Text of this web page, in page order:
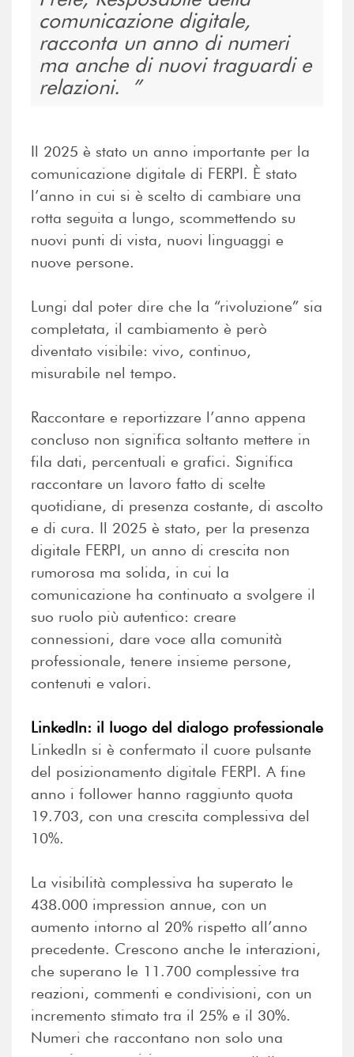
comunicazione digitale,
racconta un anno di numeri
ma anche di nuovi traguardi e
relazioni.
Il 2025 è stato un anno importante per la
comunicazione digitale di FERPI. È stato
l’anno in cui si è scelto di cambiare una
rotta seguita a lungo, scommettendo su
nuovi punti di vista, nuovi linguaggi e
nuove persone.
Lungi dal poter dire che la “rivoluzione” sia
completata, il cambiamento è però
diventato visibile: vivo, continuo,
misurabile nel tempo.
Raccontare e reportizzare l’anno appena
concluso non significa soltanto mettere in
fila dati, percentuali e grafici. Significa
raccontare un lavoro fatto di scelte
quotidiane, di presenza costante, di ascolto
e di cura. Il 2025 è stato, per la presenza
digitale FERPI, un anno di crescita non
rumorosa ma solida, in cui la
comunicazione ha continuato a svolgere il
suo ruolo più autentico: creare
connessioni, dare voce alla comunità
professionale, tenere insieme persone,
contenuti e valori.
LinkedIn: il luogo del dialogo professionale
LinkedIn si è confermato il cuore pulsante
del posizionamento digitale FERPI. A fine
anno i follower hanno raggiunto quota
19.703, con una crescita complessiva del
10%.
La visibilità complessiva ha superato le
438.000 impression annue, con un
aumento intorno al 20% rispetto all’anno
precedente. Crescono anche le interazioni,
che superano le 11.700 complessive tra
reazioni, commenti e condivisioni, con un
incremento stimato tra il 25% e il 30%.
Numeri che raccontano non solo una